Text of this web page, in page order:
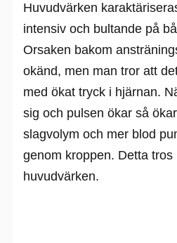
Huvudvärken
intensiv och bultande på
Orsaken bakom
okänd, men man tror att
med ökat tryck i hjärnan.
sig och pulsen ökar så
slagvolym och mer blod
genom kroppen. Detta tros
huvudvärken.